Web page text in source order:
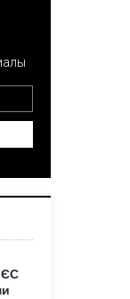
ЄС